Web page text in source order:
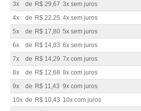
3x
de R$ 29,67 3x sem juros
4x
de R$ 22,25 4x sem juros
5x
de R$ 17,80 5x sem juros
6x
de R$ 14,83 6x sem juros
7x
de R$ 14,29 7x com juros
8x
de R$ 12,68 8x com juros
9x
de R$ 11,43 9x com juros
10x de R$ 10,43 10x com juros